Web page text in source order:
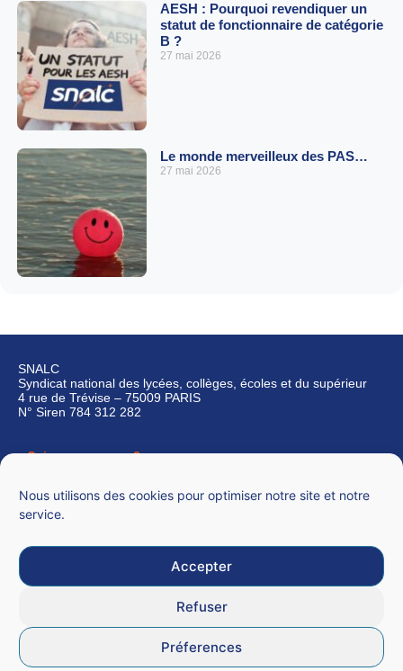
Nous utilisons des cookies pour optimiser notre site et notre
service.
Accepter
Refuser
Préferences
AESH : Pourquoi revendiquer un
statut de fonctionnaire de catégorie
B ?
27 mai 2026
Le monde merveilleux des PAS…
27 mai 2026
SNALC
Syndicat national des lycées, collèges, écoles et du supérieur
4 rue de Trévise – 75009 PARIS
N° Siren 784 312 282
Qui sommes-nous ?
CGU